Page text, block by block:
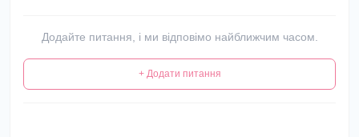
Додайте питання, і ми відповімо найближчим часом.
+ Додати питання